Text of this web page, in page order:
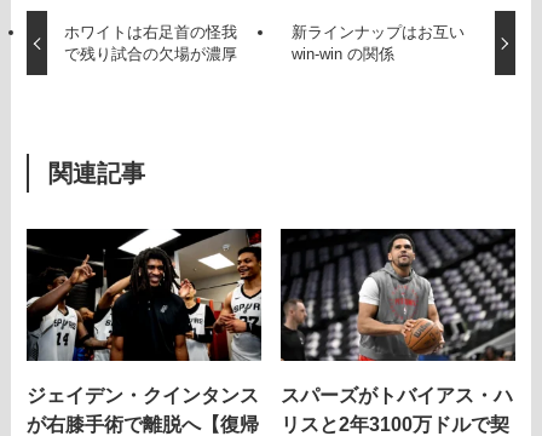
ホワイトは右足首の怪我
で残り試合の欠場が濃厚
新ラインナップはお互い
win-win の関係
関連記事
ジェイデン・クインタンス
が右膝手術で離脱へ【復帰
スパーズがトバイアス・ハ
リスと2年3100万ドルで契